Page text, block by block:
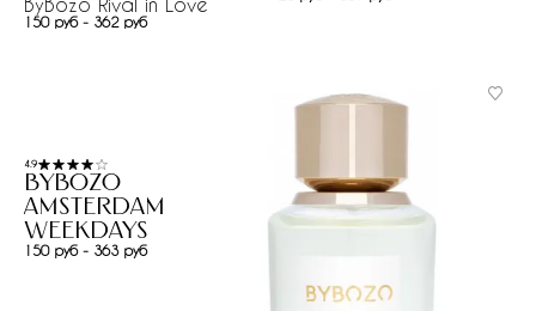
150 руб - 362 руб
4.9
ByBozo
Amsterdam
Weekdays
150 руб - 363 руб